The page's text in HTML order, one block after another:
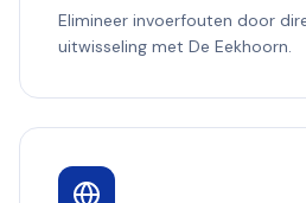
Elimineer invoerfouten door
uitwisseling met De Eekhoorn.